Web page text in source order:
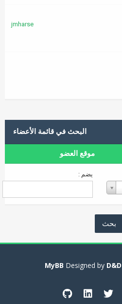
jmharse
البحث في قائمة الأعضاء
موقع العضو
المستخدم
يضم :
D&D
MyBB